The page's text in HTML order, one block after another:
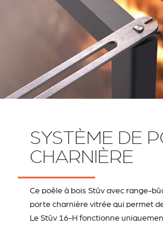
SYSTÈME DE
CHARNIÈRE
Ce poêle à bois Stûv avec range-
porte charnière vitrée qui permet
Le Stûv 16-H fonctionne